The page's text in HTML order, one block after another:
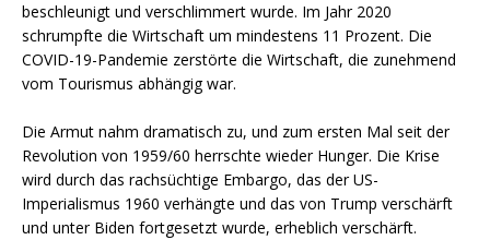
beschleunigt und verschlimmert wurde. Im Jahr 2020
schrumpfte die Wirtschaft um mindestens 11 Prozent. Die
COVID-19-Pandemie zerstörte die Wirtschaft, die zunehmend
vom Tourismus abhängig war.
Die Armut nahm dramatisch zu, und zum ersten Mal seit der
Revolution von 1959/60 herrschte wieder Hunger. Die Krise
wird durch das rachsüchtige Embargo, das der US-
Imperialismus 1960 verhängte und das von Trump verschärft
und unter Biden fortgesetzt wurde, erheblich verschärft.